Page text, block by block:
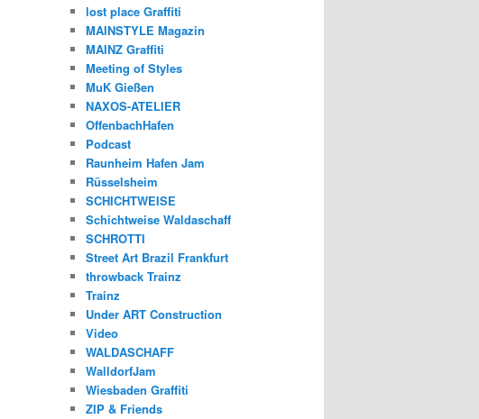
lost place Graffiti
MAINSTYLE Magazin
MAINZ Graffiti
Meeting of Styles
MuK Gießen
NAXOS-ATELIER
OffenbachHafen
Podcast
Raunheim Hafen Jam
Rüsselsheim
SCHICHTWEISE
Schichtweise Waldaschaff
SCHROTTI
Street Art Brazil Frankfurt
throwback Trainz
Trainz
Under ART Construction
Video
WALDASCHAFF
WalldorfJam
Wiesbaden Graffiti
ZIP & Friends